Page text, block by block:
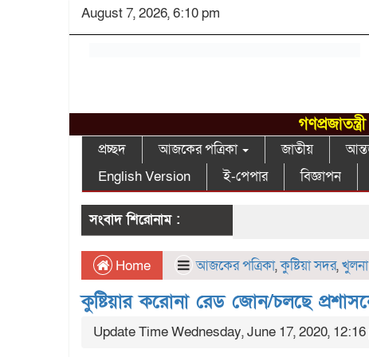
August 7, 2026, 6:10 pm
প্রচ্ছদ আজকের পত্রিকা জাতীয়
English Version
ই-পেপার বিজ্ঞাপন
সংবাদ শিরোনাম :
Home আজকের পত্রিকা,কুষ্টিয়া সদর,
কুষ্টিয়ার করোনা রেড জোন/চলছে
Update Time Wednesday, June 17, 2020, 12:16